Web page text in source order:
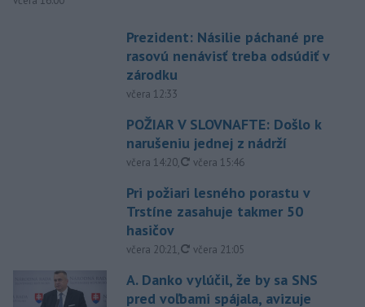
Prezident: Násilie páchané pre
rasovú nenávisť treba odsúdiť v
zárodku
včera 12:33
POŽIAR V SLOVNAFTE: Došlo k
narušeniu jednej z nádrží
včera 14:20, aktualizované
včera 15:46
Pri požiari lesného porastu v
Trstíne zasahuje takmer 50
hasičov
včera 20:21, aktualizované
včera 21:05
A. Danko vylúčil, že by sa SNS
pred voľbami spájala, avizuje